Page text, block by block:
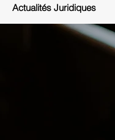
Actualités Juridiques